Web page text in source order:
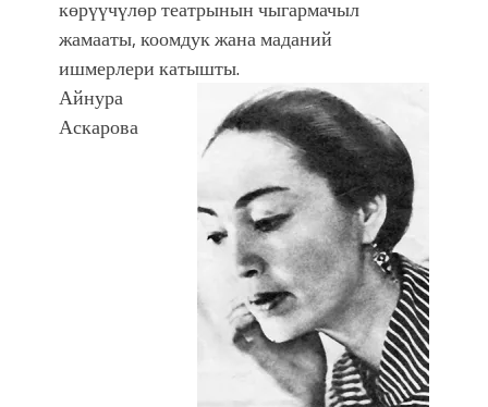
көрүүчүлөр театрынын чыгармачыл
жамааты, коомдук жана маданий
ишмерлери катышты.
Айнура
Аскарова